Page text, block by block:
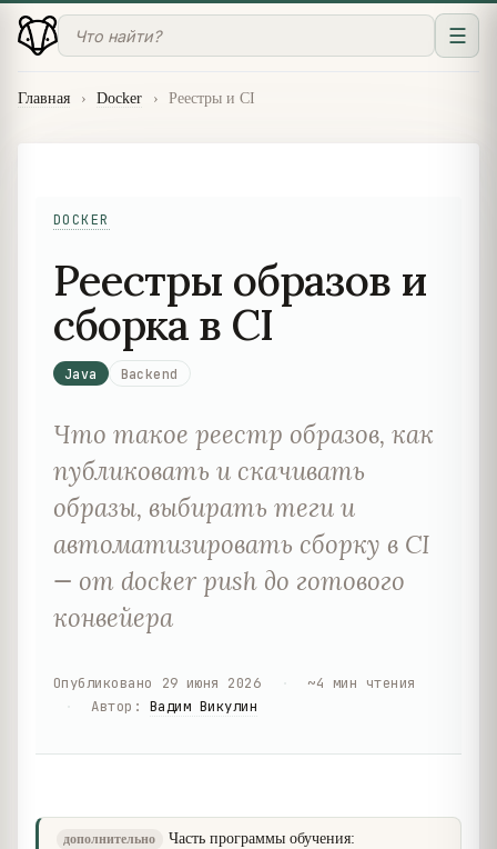
☰
Главная › Docker › Реестры и CI
DOCKER
Реестры образов и
сборка в CI
Java Backend
Что такое реестр образов, как
публиковать и скачивать
образы, выбирать теги и
автоматизировать сборку в CI
— от docker push до готового
конвейера
Опубликовано 29 июня 2026 ~4 мин чтения
Автор : Вадим Викулин
дополнительно
Часть программы обучения: